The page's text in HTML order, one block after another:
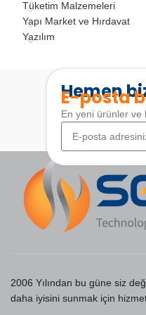
Tüketim Malzemeleri
Yapı Market ve Hırdavat
Yazılım
Hemen
E-posta
En yeni ürünler ve
2006 Yılından bu güne siz
daha iyisini sunmak için